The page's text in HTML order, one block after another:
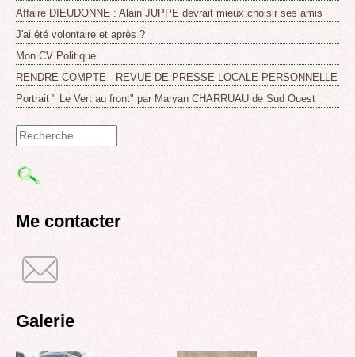
Affaire DIEUDONNE : Alain JUPPE devrait mieux choisir ses amis
J'ai été volontaire et après ?
Mon CV Politique
RENDRE COMPTE - REVUE DE PRESSE LOCALE PERSONNELLE
Portrait " Le Vert au front" par Maryan CHARRUAU de Sud Ouest
de
recherche
Me contacter
Galerie